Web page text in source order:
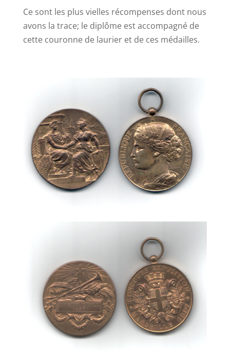
Ce sont les plus vielles récompenses dont nous
avons la trace; le diplôme est accompagné de
cette couronne de laurier et de ces médailles.